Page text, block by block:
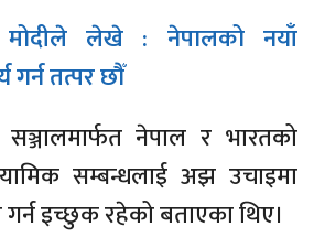
मोदीले लेखे : नेपालको नयाँ
तत्पर छौँ
नेपाल र भारतको
सम्बन्धलाई अझ उचाइमा
इच्छुक रहेको बताएका थिए।